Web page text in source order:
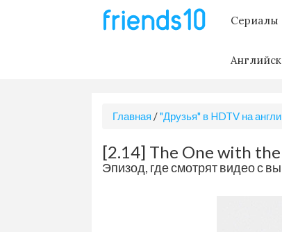
Сериалы
Главная /"Друзья" в HDTV на
[2.14] The One with
Эпизод, где смотрят видео с